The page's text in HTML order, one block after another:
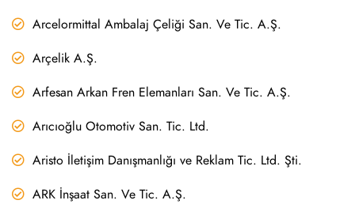
Arcelormittal Ambalaj Çeliği San. Ve Tic. A.Ş.
Arçelik A.Ş.
Arfesan Arkan Fren Elemanları San. Ve Tic. A.Ş.
Arıcıoğlu Otomotiv San. Tic. Ltd.
Aristo İletişim Danışmanlığı ve Reklam Tic. Ltd. Şti.
ARK İnşaat San. Ve Tic. A.Ş.